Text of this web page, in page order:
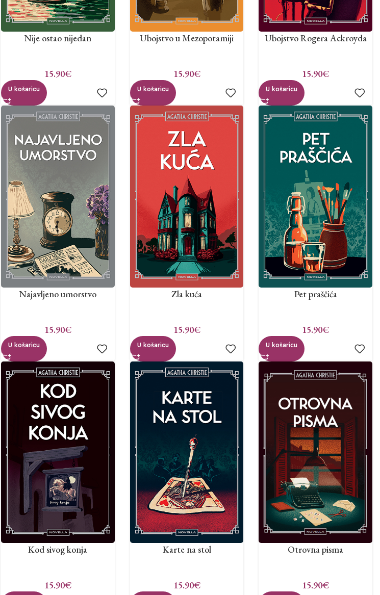
Nije ostao nijedan
15.90€
U košaricu
Ubojstvo u Mezopotamiji
15.90€
U košaricu
Ubojstvo Rogera Ackroyda
15.90€
U košaricu
Najavljeno umorstvo
15.90€
U košaricu
Zla kuća
15.90€
U košaricu
Pet praščića
15.90€
U košaricu
Kod sivog konja
15.90€
Karte na stol
15.90€
Otrovna pisma
15.90€